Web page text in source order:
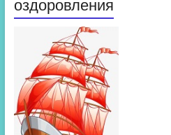
оздоровления